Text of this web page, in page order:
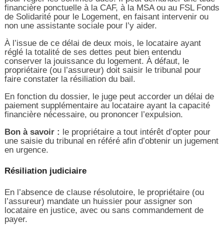
financière ponctuelle à la CAF, à la MSA ou au FSL Fonds
de Solidarité pour le Logement, en faisant intervenir ou
non une assistante sociale pour l’y aider.
À l’issue de ce délai de deux mois, le locataire ayant
réglé la totalité de ses dettes peut bien entendu
conserver la jouissance du logement. À défaut, le
propriétaire (ou l’assureur) doit saisir le tribunal pour
faire constater la résiliation du bail.
En fonction du dossier, le juge peut accorder un délai de
paiement supplémentaire au locataire ayant la capacité
financière nécessaire, ou prononcer l’expulsion.
Bon à savoir : le propriétaire a tout intérêt d’opter pour
une saisie du tribunal en référé afin d’obtenir un jugement
en urgence.
Résiliation judiciaire
En l’absence de clause résolutoire, le propriétaire (ou
l’assureur) mandate un huissier pour assigner son
locataire en justice, avec ou sans commandement de
payer.